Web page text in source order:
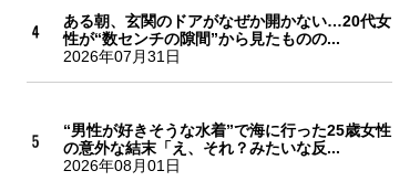
ある朝、玄関のドアがなぜか開かない…20代女
性が“数センチの隙間”から見たものの...
2026年07月31日
“男性が好きそうな水着”で海に行った25歳女性
の意外な結末「え、それ？みたいな反...
2026年08月01日